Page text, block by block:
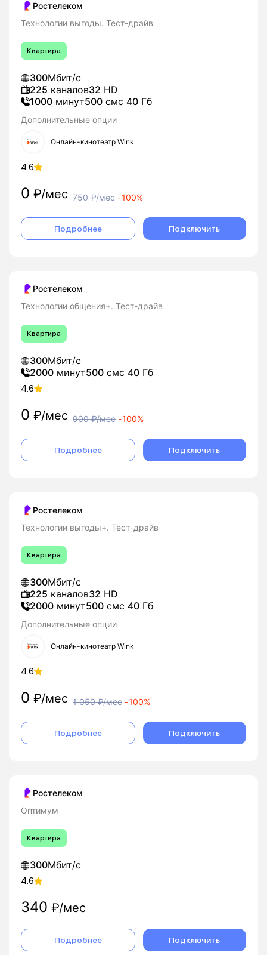
Ростелеком
Технологии выгоды. Тест-драйв
Квартира
300Мбит/с
225 каналов32 HD
1000 минут500 смс 40 Гб
Дополнительные опции
Онлайн-кинотеатр Wink
4.6
0 ₽/мес 750₽/мес -100%
Подробнее Подключить
Ростелеком
Технологии общения+. Тест-драйв
Квартира
300Мбит/с
2000 минут500 смс 40 Гб
4.6
0 ₽/мес 900₽/мес -100%
Подробнее Подключить
Ростелеком
Технологии выгоды+. Тест-драйв
Квартира
300Мбит/с
225 каналов32 HD
2000 минут500 смс 40 Гб
Дополнительные опции
Онлайн-кинотеатр Wink
4.6
0 ₽/мес 1 050₽/мес -100%
Подробнее Подключить
Ростелеком
Оптимум
Квартира
300Мбит/с
4.6
340 ₽/мес
Подробнее Подключить